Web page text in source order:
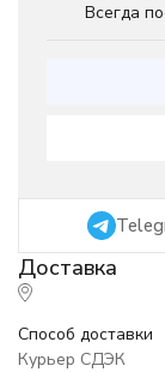
Всегда
Способ доставки
Курьер СДЭК